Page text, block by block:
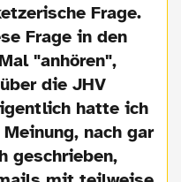
Frage.
Frage in den
"anhören",
die JHV
hatte ich
nach gar
geschrieben,